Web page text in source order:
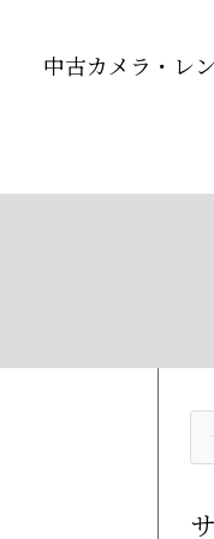
中古カメラ・レ